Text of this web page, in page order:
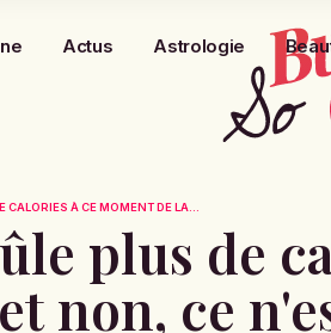
Actus Astrologie
CALORIES À CE MOMENT DE LA...
plus de
non, ce